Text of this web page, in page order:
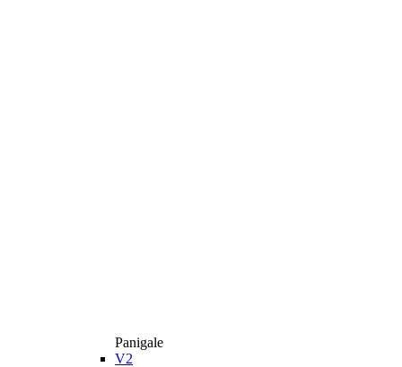
Panigale
V2